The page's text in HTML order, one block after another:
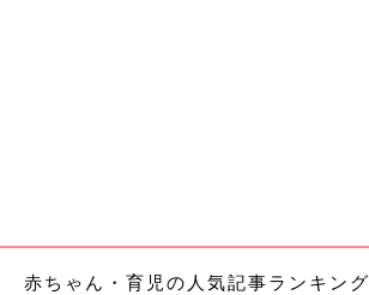
赤ちゃん・育児の人気記事ランキング